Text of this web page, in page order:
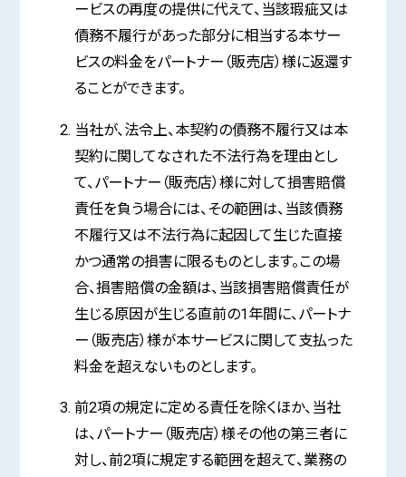
ービスの再度の提供に代えて、当該瑕疵又は
債務不履行があった部分に相当する本サー
ビスの料金をパートナー（販売店）様に返還す
ることができます。
当社が、法令上、本契約の債務不履行又は本
契約に関してなされた不法行為を理由とし
て、パートナー（販売店）様に対して損害賠償
責任を負う場合には、その範囲は、当該債務
不履行又は不法行為に起因して生じた直接
かつ通常の損害に限るものとします。この場
合、損害賠償の金額は、当該損害賠償責任が
生じる原因が生じる直前の1年間に、パートナ
ー（販売店）様が本サービスに関して支払った
料金を超えないものとします。
前2項の規定に定める責任を除くほか、当社
は、パートナー（販売店）様その他の第三者に
対し、前2項に規定する範囲を超えて、業務の